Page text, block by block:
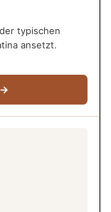
typischen
ansetzt.